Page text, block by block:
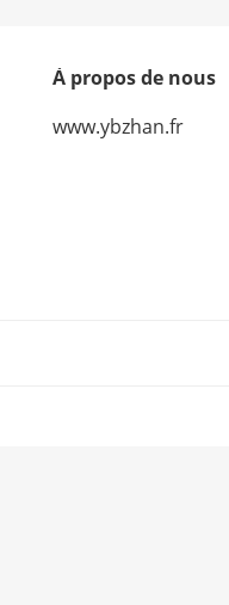
À propos de nous
www.ybzhan.fr